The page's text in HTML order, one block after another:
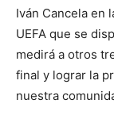
Iván Cancela en
UEFA que se
medirá a otros
final y lograr la
nuestra